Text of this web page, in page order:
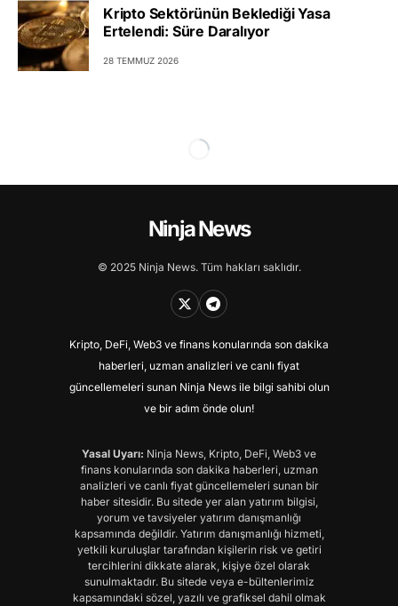
Kripto Sektörünün Beklediği Yasa
Ertelendi: Süre Daralıyor
28 TEMMUZ 2026
Ninja News
© 2025 Ninja News. Tüm hakları saklıdır.
Kripto, DeFi, Web3 ve finans konularında son dakika
haberleri, uzman analizleri ve canlı fiyat
güncellemeleri sunan Ninja News ile bilgi sahibi olun
ve bir adım önde olun!
Yasal Uyarı: Ninja News, Kripto, DeFi, Web3 ve
finans konularında son dakika haberleri, uzman
analizleri ve canlı fiyat güncellemeleri sunan bir
haber sitesidir. Bu sitede yer alan yatırım bilgisi,
yorum ve tavsiyeler yatırım danışmanlığı
kapsamında değildir. Yatırım danışmanlığı hizmeti,
yetkili kuruluşlar tarafından kişilerin risk ve getiri
tercihlerini dikkate alarak, kişiye özel olarak
sunulmaktadır. Bu sitede veya e-bültenlerimiz
kapsamındaki sözel, yazılı ve grafiksel dahil olmak